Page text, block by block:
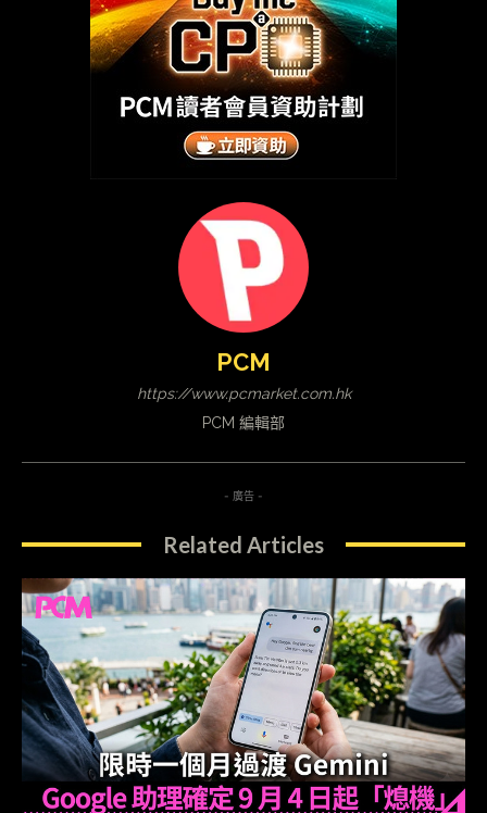
PCM
https://www.pcmarket.com.hk
PCM 編輯部
- 廣告 -
Related Articles